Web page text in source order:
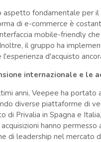
aspetto fondamentale per il
di e-commerce è
mobile-friendly
il gruppo ha
l'esperienza d'acquisto
internazionale e le
anni, Veepee ha portato
diverse piattaforme di
di Privalia in Spagna e
hanno
di leadership nel mercato